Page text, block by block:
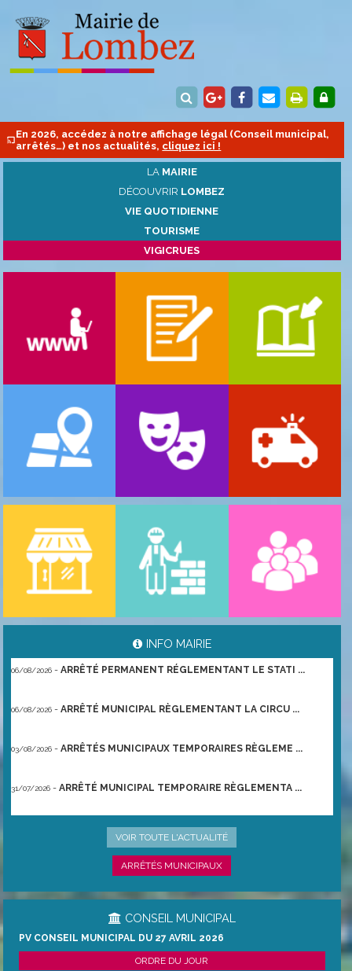
En 2026, accédez à notre affichage légal (Conseil municipal,
arrêtés…) et nos actualités, cliquez ici !
LA MAIRIE
DÉCOUVRIR LOMBEZ
VIE QUOTIDIENNE
TOURISME
VIGICRUES
INFO MAIRIE
06/08/2026 - ARRÊTÉ PERMANENT RÉGLEMENTANT LE STATI ...
06/08/2026 - ARRÊTÉ MUNICIPAL RÈGLEMENTANT LA CIRCU ...
03/08/2026 - ARRÊTÉS MUNICIPAUX TEMPORAIRES RÈGLEME ...
31/07/2026 - ARRÊTÉ MUNICIPAL TEMPORAIRE RÈGLEMENTA ...
ARRÊTÉ PRÉFECTORAL DU 21/06/2026 TEMPO ...
VOIR TOUTE L'ACTUALITÉ
ARRÊTÉS MUNICIPAUX
CONSEIL MUNICIPAL
PV CONSEIL MUNICIPAL DU 27 AVRIL 2026
ORDRE DU JOUR